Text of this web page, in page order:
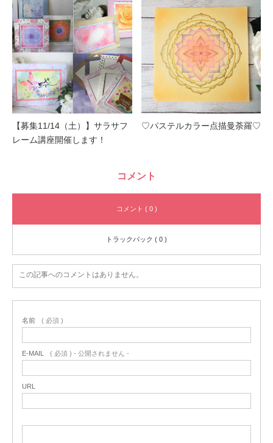
【募集11/14（土）】サラサフ
レーム講座開催します！
♡パステルカラー点描曼荼羅♡
コメント
コメント ( 0 )
トラックバック ( 0 )
この記事へのコメントはありません。
名前 ( 必須 )
E-MAIL ( 必須 ) - 公開されません -
URL